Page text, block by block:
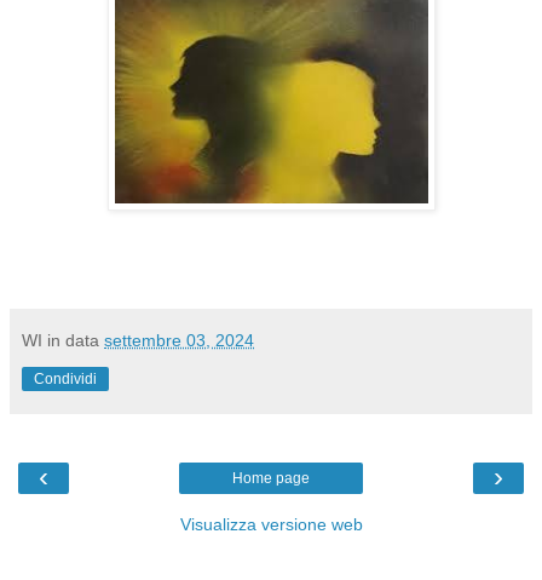
WI in data settembre 03, 2024
Condividi
‹ ›
Home page
Visualizza versione web